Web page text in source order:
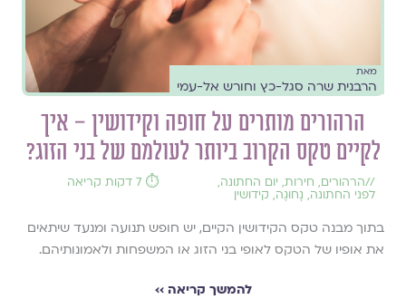
מאת
הרבנית שרה סגל-כץ וחורש אל-עמי
הרהורים מותרים על חופה וקידושין – איך
לקיים טקס הקרוב ביותר לעולמם של בני הזוג?
//הרהורים, חירות, יום החתונה,
לפני החתונה, נָחוּגָה, קידושין
⏱️ 7 דקות קריאה
בתוך מבנה טקס הקידושין הקיים, יש חופש תנועה ומנעד שיתאים
את אופיו של הטקס לאופי בני הזוג או המשפחות ולאמונותיהם.
להמשך קריאה ››